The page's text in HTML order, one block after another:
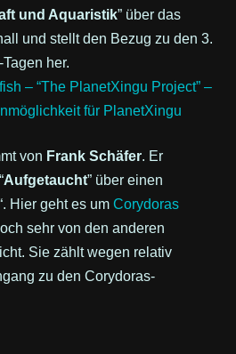
und Aquaristik” über das
und stellt den Bezug zu den 3.
her.
– “The PlanetXingu Project” –
für PlanetXingu
von Frank Schäfer. Er
Aufgetaucht” über einen
Hier geht es umCorydoras
sehr von den anderen
Sie zählt wegen relativ
zu den Corydoras-